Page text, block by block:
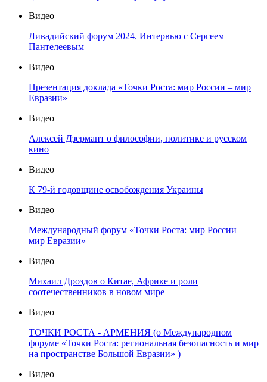
Видео
Ливадийский форум 2024. Интервью с Сергеем
Пантелеевым
Видео
Презентация доклада «Точки Роста: мир России – мир
Евразии»
Видео
Алексей Дзермант о философии, политике и русском
кино
Видео
К 79-й годовщине освобождения Украины
Видео
Международный форум «Точки Роста: мир России —
мир Евразии»
Видео
Михаил Дроздов о Китае, Африке и роли
соотечественников в новом мире
Видео
ТОЧКИ РОСТА - АРМЕНИЯ (о Международном
форуме «Точки Роста: региональная безопасность и мир
на пространстве Большой Евразии» )
Видео